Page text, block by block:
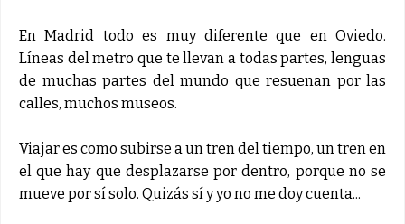
En Madrid todo es muy diferente que en Oviedo.
Líneas del metro que te llevan a todas partes, lenguas
de muchas partes del mundo que resuenan por las
calles, muchos museos.
Viajar es como subirse a un tren del tiempo, un tren en
el que hay que desplazarse por dentro, porque no se
mueve por sí solo. Quizás sí y yo no me doy cuenta...